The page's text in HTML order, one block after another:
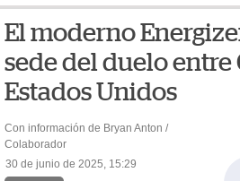
El moderno
sede del duelo entre
Estados Unidos
Con información de Bryan Anton /
Colaborador
30 de junio de 2025, 15:29